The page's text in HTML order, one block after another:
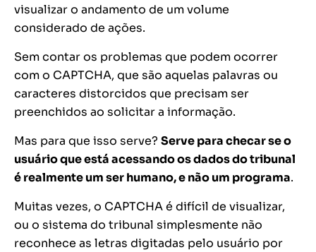
visualizar o andamento de um volume
considerado de ações.
Sem contar os problemas que podem ocorrer
com o CAPTCHA, que são aquelas palavras ou
caracteres distorcidos que precisam ser
preenchidos ao solicitar a informação.
Mas para que isso serve? Serve para checar se o
usuário que está acessando os dados do tribunal
é realmente um ser humano, e não um programa.
Muitas vezes, o CAPTCHA é difícil de visualizar,
ou o sistema do tribunal simplesmente não
reconhece as letras digitadas pelo usuário por